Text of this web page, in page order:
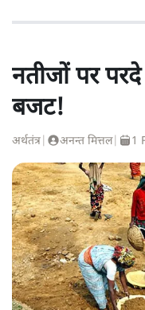
नतीजों पर परदे
बजट!
अर्थतंत्र अनन्त मित्तल| 1